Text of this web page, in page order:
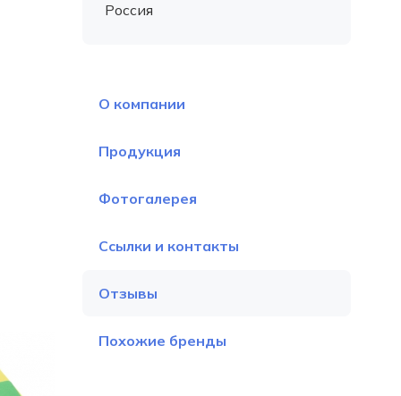
Россия
О компании
Продукция
Фотогалерея
Ссылки и контакты
Отзывы
Похожие бренды